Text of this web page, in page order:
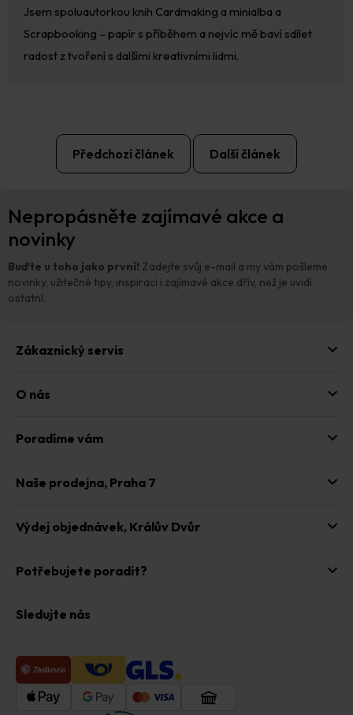
Jsem spoluautorkou knih Cardmaking a minialba a
Scrapbooking – papír s příběhem a nejvíc mě baví sdílet
radost z tvoření s dalšími kreativními lidmi.
Předchozí článek Další článek
Nepropásněte zajímavé akce a
novinky
Buďte u toho jako první! Zadejte svůj e-mail a my vám pošleme
novinky, užitečné tipy, inspiraci i zajímavé akce dřív, než je uvidí
ostatní.
Zákaznický servis
O nás
Poradíme vám
Naše prodejna, Praha 7
Výdej objednávek, Králův Dvůr
Potřebujete poradit?
Sledujte nás